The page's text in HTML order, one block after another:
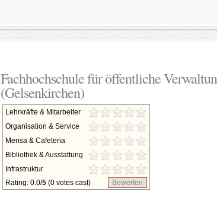
Fachhochschule für öffentliche
(Gelsenkirchen)
Lehrkräfte & Mitarbeiter
Organisation & Service
Mensa & Cafeteria
Bibliothek & Ausstattung
Infrastruktur
Rating: 0.0/5 (0 votes cast) Bewerten